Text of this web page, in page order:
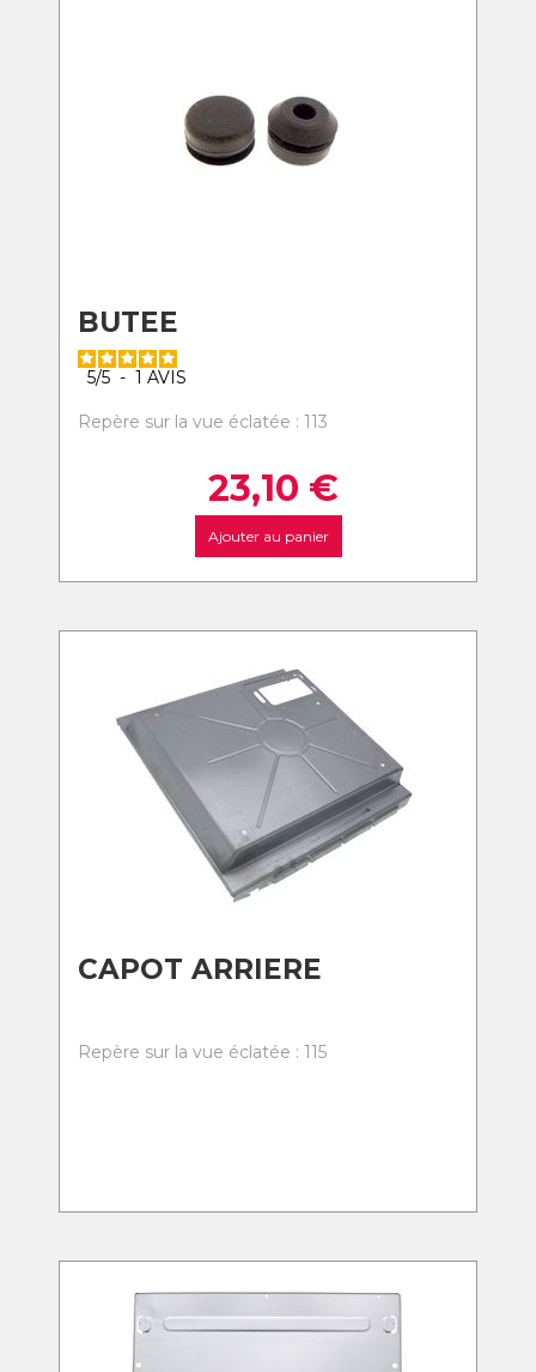
BUTEE
5/5 - 1 AVIS
Repère sur la vue éclatée : 113
23,10 €
Ajouter au panier
CAPOT ARRIERE
Repère sur la vue éclatée : 115